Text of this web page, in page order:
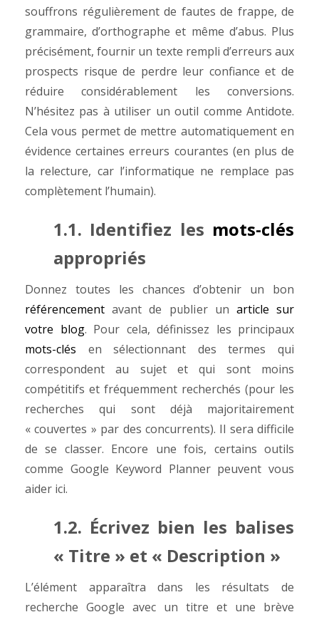
souffrons régulièrement de fautes de frappe, de
grammaire, d’orthographe et même d’abus. Plus
précisément, fournir un texte rempli d’erreurs aux
prospects risque de perdre leur confiance et de
réduire considérablement les conversions.
N’hésitez pas à utiliser un outil comme Antidote.
Cela vous permet de mettre automatiquement en
évidence certaines erreurs courantes (en plus de
la relecture, car l’informatique ne remplace pas
complètement l’humain).
1.1. Identifiez les mots-clés
appropriés
Donnez toutes les chances d’obtenir un bon
référencement avant de publier un article sur
votre blog. Pour cela, définissez les principaux
mots-clés en sélectionnant des termes qui
correspondent au sujet et qui sont moins
compétitifs et fréquemment recherchés (pour les
recherches qui sont déjà majoritairement
« couvertes » par des concurrents). Il sera difficile
de se classer. Encore une fois, certains outils
comme Google Keyword Planner peuvent vous
aider ici.
1.2. Écrivez bien les balises
« Titre » et « Description »
L’élément apparaîtra dans les résultats de
recherche Google avec un titre et une brève